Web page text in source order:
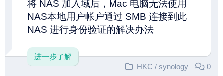
将 NAS 加入域后，Mac 电脑无法使用
NAS本地用户帐户通过 SMB 连接到此
NAS 进行身份验证的解决办法
进一步了解
HKC / synology 0